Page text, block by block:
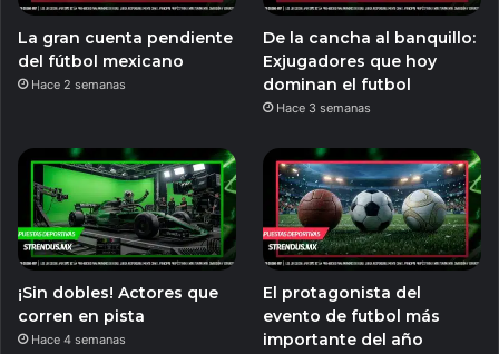
La gran cuenta pendiente
del fútbol mexicano
Hace 2 semanas
De la cancha al banquillo:
Exjugadores que hoy
dominan el futbol
Hace 3 semanas
¡Sin dobles! Actores que
corren en pista
Hace 4 semanas
El protagonista del
evento de futbol más
importante del año